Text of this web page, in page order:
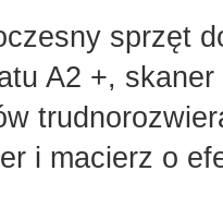
sprzęt
A2 +,
i macierz o